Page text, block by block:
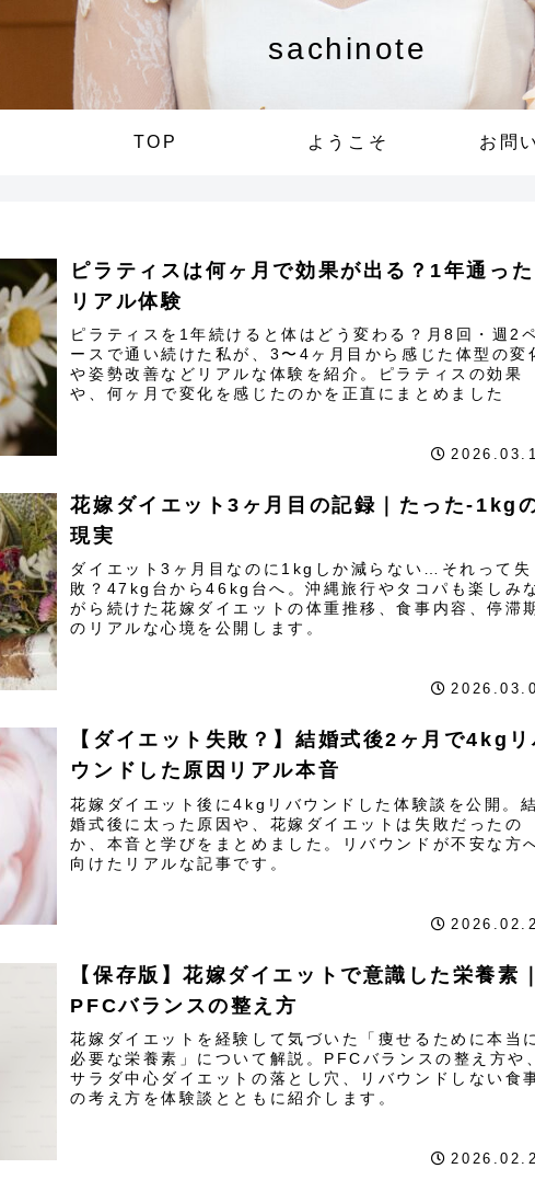
sachinote
TOP ようこそ お問
ピラティスは何ヶ月で効果が出る？1年通った
リアル体験
ピラティスを1年続けると体はどう変わる？月8回・週2
ースで通い続けた私が、3〜4ヶ月目から感じた体型の変
や姿勢改善などリアルな体験を紹介。ピラティスの効果
や、何ヶ月で変化を感じたのかを正直にまとめました
花嫁ダイエット3ヶ月目の記録｜たった-1kg
現実
ダイエット3ヶ月目なのに1kgしか減らない…それって失
敗？47kg台から46kg台へ。沖縄旅行やタコパも楽しみ
がら続けた花嫁ダイエットの体重推移、食事内容、停滞
のリアルな心境を公開します。
【ダイエット失敗？】結婚式後2ヶ月で4kg
ウンドした原因リアル本音
花嫁ダイエット後に4kgリバウンドした体験談を公開。結
婚式後に太った原因や、花嫁ダイエットは失敗だったの
か、本音と学びをまとめました。リバウンドが不安な方
向けたリアルな記事です。
【保存版】花嫁ダイエットで意識した栄養素｜
PFCバランスの整え方
花嫁ダイエットを経験して気づいた「痩せるために本当に
必要な栄養素」について解説。PFCバランスの整え方や、
サラダ中心ダイエットの落とし穴、リバウンドしない食
の考え方を体験談とともに紹介します。